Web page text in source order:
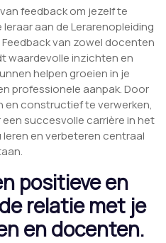
feedback om jezelf te
aan de Lerarenopleiding
van zowel docenten
waardevolle inzichten en
helpen groeien in je
professionele aanpak. Door
constructief te verwerken,
succesvolle carrière in het
en verbeteren centraal
positieve en
relatie met je
en docenten.